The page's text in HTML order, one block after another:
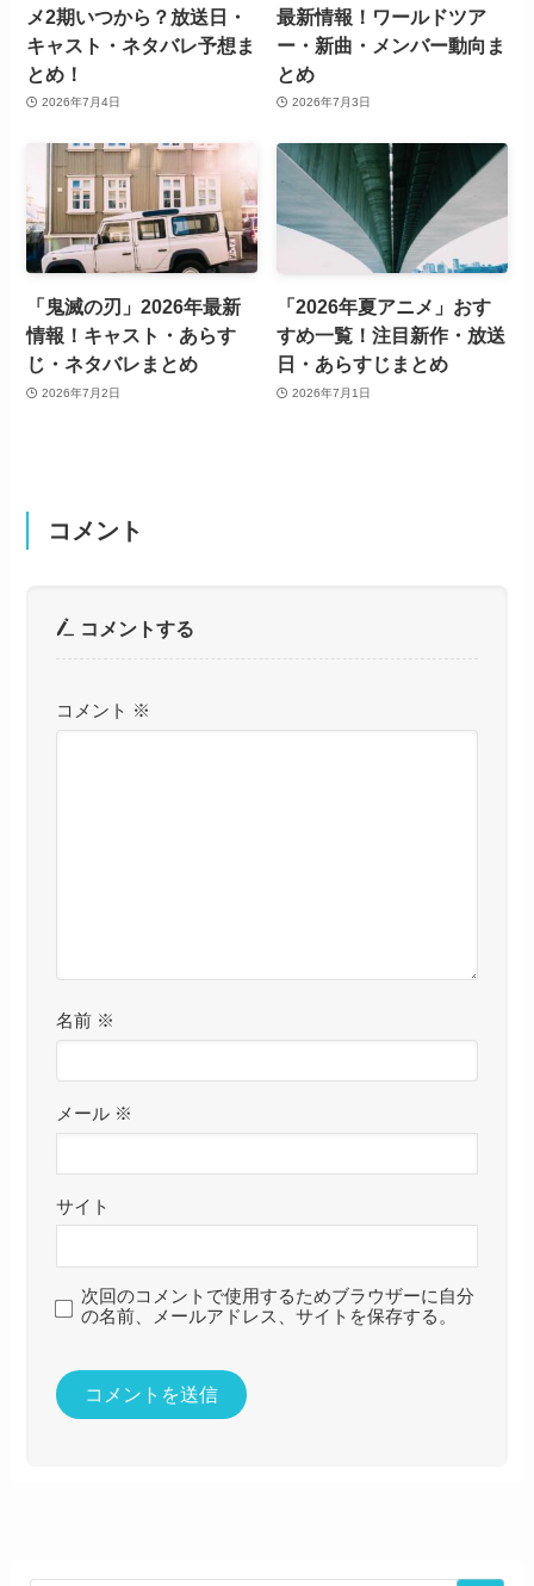
メ2期いつから？放送日・
キャスト・ネタバレ予想ま
とめ！
2026年7月4日
最新情報！ワールドツア
ー・新曲・メンバー動向ま
とめ
2026年7月3日
「鬼滅の刃」2026年最新
情報！キャスト・あらす
じ・ネタバレまとめ
2026年7月2日
「2026年夏アニメ」おす
すめ一覧！注目新作・放送
日・あらすじまとめ
2026年7月1日
コメント
コメントする
コメント ※
名前 ※
メール ※
サイト
次回のコメントで使用するためブラウザーに自分
の名前、メールアドレス、サイトを保存する。